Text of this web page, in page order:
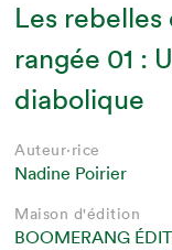
Les
rangée 01 :
diabolique
Auteur·rice
Nadine Poirier
Maison d'édition
BOOMERANG